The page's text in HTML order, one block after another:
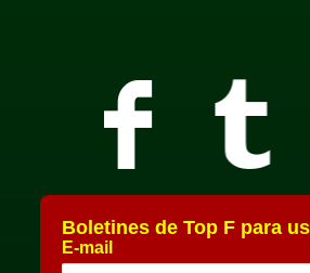
Boletines de Top F para
E-mail